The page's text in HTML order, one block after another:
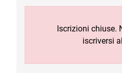
Iscrizioni chiuse.
iscriversi